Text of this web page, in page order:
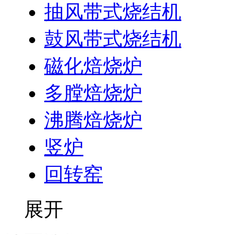
抽风带式烧结机
鼓风带式烧结机
磁化焙烧炉
多膛焙烧炉
沸腾焙烧炉
竖炉
回转窑
展开